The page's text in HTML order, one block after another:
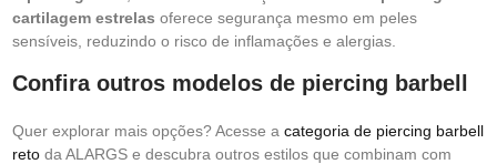
cartilagem estrelas oferece segurança mesmo em peles
sensíveis, reduzindo o risco de inflamações e alergias.
Confira outros modelos de piercing barbell
Quer explorar mais opções? Acesse a categoria de piercing barbell
reto da ALARGS e descubra outros estilos que combinam com